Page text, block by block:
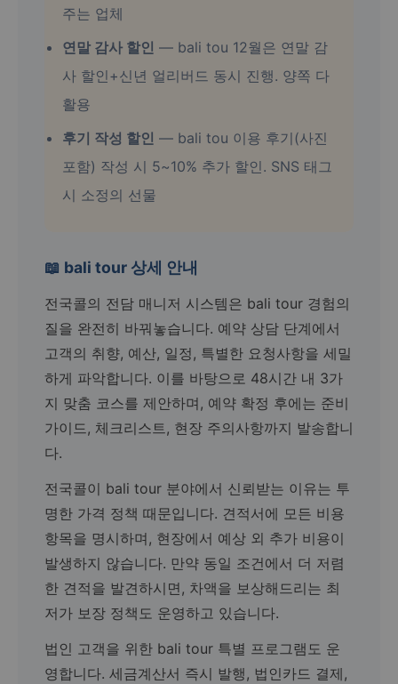
주는 업체
연말 감사 할인 — bali tou 12월은 연말 감
사 할인+신년 얼리버드 동시 진행. 양쪽 다
활용
후기 작성 할인 — bali tou 이용 후기(사진
포함) 작성 시 5~10% 추가 할인. SNS 태그
시 소정의 선물
📖 bali tour 상세 안내
전국콜의 전담 매니저 시스템은 bali tour 경험의
질을 완전히 바꿔놓습니다. 예약 상담 단계에서
고객의 취향, 예산, 일정, 특별한 요청사항을 세밀
하게 파악합니다. 이를 바탕으로 48시간 내 3가
지 맞춤 코스를 제안하며, 예약 확정 후에는 준비
가이드, 체크리스트, 현장 주의사항까지 발송합니
다.
전국콜이 bali tour 분야에서 신뢰받는 이유는 투
명한 가격 정책 때문입니다. 견적서에 모든 비용
항목을 명시하며, 현장에서 예상 외 추가 비용이
발생하지 않습니다. 만약 동일 조건에서 더 저렴
한 견적을 발견하시면, 차액을 보상해드리는 최
저가 보장 정책도 운영하고 있습니다.
법인 고객을 위한 bali tour 특별 프로그램도 운
영합니다. 세금계산서 즉시 발행, 법인카드 결제,